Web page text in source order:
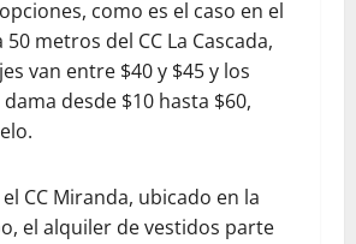
como es el caso en el
50 metros del CC La Cascada,
van entre $40 y $45 y los
desde $10 hasta $60,
CC Miranda, ubicado en la
el alquiler de vestidos parte